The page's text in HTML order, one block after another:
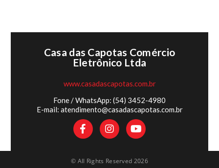
Casa das Capotas Comércio
Eletrônico Ltda
www.casadascapotas.com.br
Fone / WhatsApp: (54) 3452-4980
E-mail: atendimento@casadascapotas.com.br
© All Rights Reserved 2026